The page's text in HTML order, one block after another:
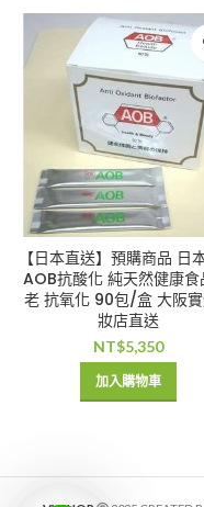
【日本直送】預購商品 日
AOB抗酸化 純天然健康食
老 抗氧化 90包/盒 大阪
妝店直送
NT$5,350
加入購物車